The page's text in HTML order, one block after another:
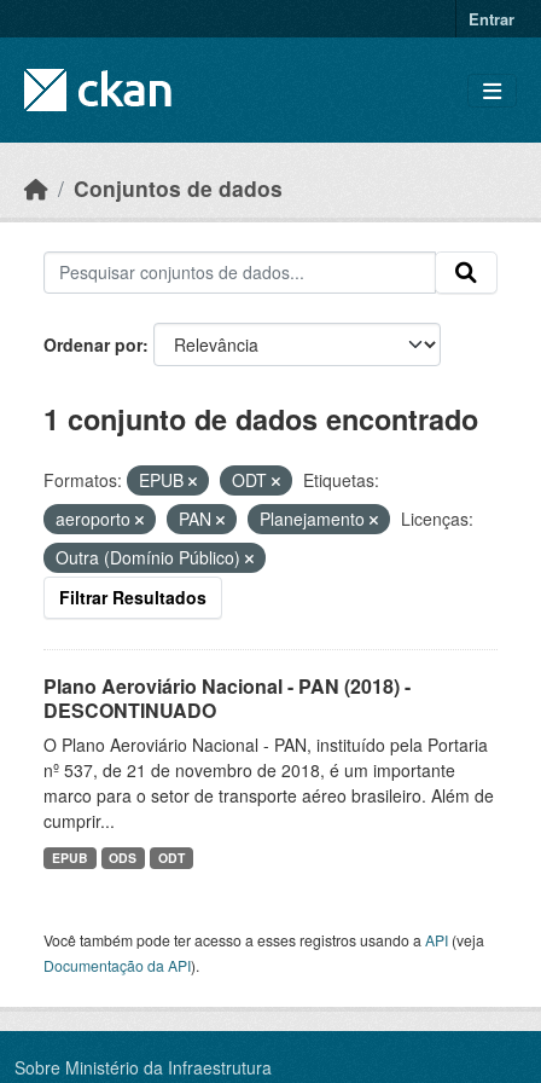
Entrar
Conjuntos de dados
Ordenar por
1 conjunto de dados encontrado
Formatos: EPUB ODT
Etiquetas:
aeroporto
PAN Planejamento
Licenças:
Outra (Domínio Público)
Filtrar Resultados
Plano Aeroviário Nacional - PAN (2018) -
DESCONTINUADO
O Plano Aeroviário Nacional - PAN, instituído pela Portaria
nº 537, de 21 de novembro de 2018, é um importante
marco para o setor de transporte aéreo brasileiro. Além de
cumprir...
EPUB ODS ODT
Você também pode ter acesso a esses registros usando a API (veja
Documentação da API).
Sobre Ministério da Infraestrutura